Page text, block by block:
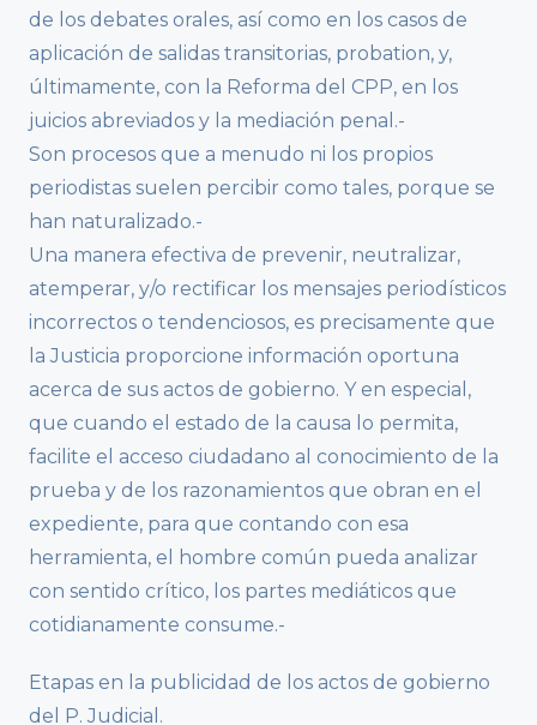
de los debates orales, así como en los casos de
aplicación de salidas transitorias, probation, y,
últimamente, con la Reforma del CPP, en los
juicios abreviados y la mediación penal.-
Son procesos que a menudo ni los propios
periodistas suelen percibir como tales, porque se
han naturalizado.-
Una manera efectiva de prevenir, neutralizar,
atemperar, y/o rectificar los mensajes periodísticos
incorrectos o tendenciosos, es precisamente que
la Justicia proporcione información oportuna
acerca de sus actos de gobierno. Y en especial,
que cuando el estado de la causa lo permita,
facilite el acceso ciudadano al conocimiento de la
prueba y de los razonamientos que obran en el
expediente, para que contando con esa
herramienta, el hombre común pueda analizar
con sentido crítico, los partes mediáticos que
cotidianamente consume.-
Etapas en la publicidad de los actos de gobierno
del P. Judicial.